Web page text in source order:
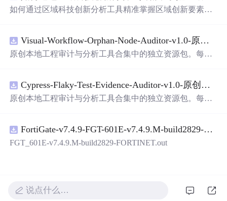
需要将手写数字输入系统，它将立即给出准确的识别结
是一个非常方便和实用的工具，你一定会喜欢它的！
如何通过区域科技创新分析工具精准掌握区域创新要素分
Visual-Workflow-Orphan-Node-Auditor-v1.0-原创源码与文档.zip
原创本地工程审计与分析工具合集中的独立资源包。每个
README、运行说明、功能清单、MIT License及原创与授
权声明。解压后进入project目录，执行npm test验证算法，
目源码、Logo、官方截图、论文、生产日志或其他受限素
材。适合前端开发、AI应用工程、测试审计和课程实践。
Cypress-Flaky-Test-Evidence-Auditor-v1.0-原创源码与文档.zip
原创本地工程审计与分析工具合集中的独立资源包。每个
README、运行说明、功能清单、MIT License及原创与授
权声明。解压后进入project目录，执行npm test验证算法，
FortiGate-v7.4.9-FGT-601E-v7.4.9.M-build2829-FORTINET.out
FGT_601E-v7.4.9.M-build2829-FORTINET.out
说点什么…